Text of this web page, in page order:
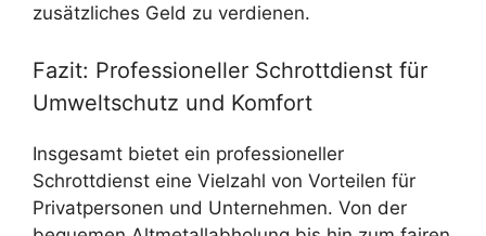
zusätzliches Geld zu verdienen.
Fazit: Professioneller Schrottdienst für
Umweltschutz und Komfort
Insgesamt bietet ein professioneller
Schrottdienst eine Vielzahl von Vorteilen für
Privatpersonen und Unternehmen. Von der